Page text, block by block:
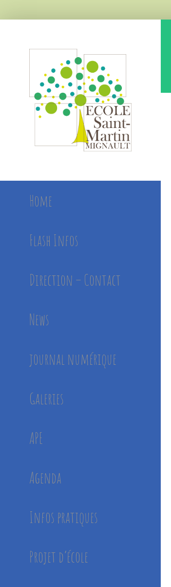
Home
Flash Infos
Direction – Contact
News
journal numérique
Galeries
APE
Agenda
Infos pratiques
Projet d’école